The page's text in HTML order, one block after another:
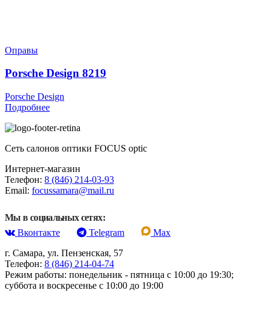
Оправы
Porsche Design 8219
Porsche Design
Подробнее
Сеть салонов оптики FOCUS optic
Интернет-магазин
Телефон: 8 (846) 214-03-93
Email: focussamara@mail.ru
Мы в социальных сетях:
Вконтакте
Telegram
Max
г. Самара, ул. Пензенская, 57
Телефон: 8 (846) 214-04-74
Режим работы: понедельник - пятница с 10:00 до 19:30;
суббота и воскресенье с 10:00 до 19:00